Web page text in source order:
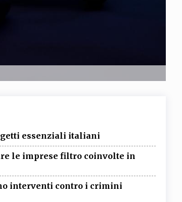
SOCIAL MEDIA
essenziali italiani
le imprese filtro coinvolte in
interventi contro i crimini